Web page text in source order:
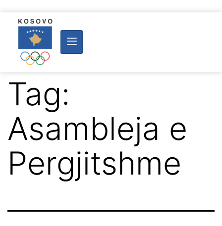
Tag:
Asambleja e
Pergjitshme